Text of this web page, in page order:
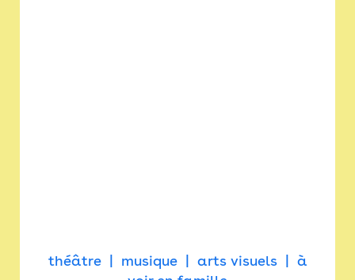
théâtre musique arts visuels
à